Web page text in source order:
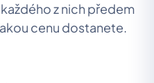
z nich předem
cenu dostanete.